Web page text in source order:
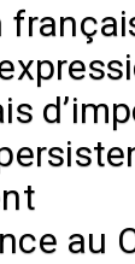
au